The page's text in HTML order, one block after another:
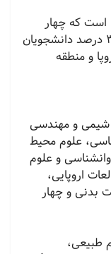
است که چهار
دانشکده برای رشته الهیات دارد. حدود 31 درصد دانشجویان
و منطقه
شیمی و مهندسی
علوم محیط
و علوم
اروپایی،
بدنی و چهار
طبیعی،